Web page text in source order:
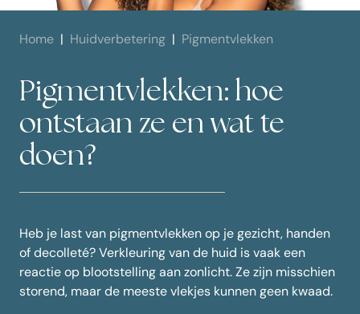
Home Huidverbetering Pigmentvlekken
Pigmentvlekken: hoe
ontstaan ze en wat te
doen?
Heb je last van pigmentvlekken op je gezicht, handen
of decolleté? Verkleuring van de huid is vaak een
reactie op blootstelling aan zonlicht. Ze zijn misschien
storend, maar de meeste vlekjes kunnen geen kwaad.